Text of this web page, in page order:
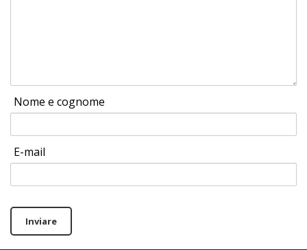
Nome e cognome
E-mail
Inviare